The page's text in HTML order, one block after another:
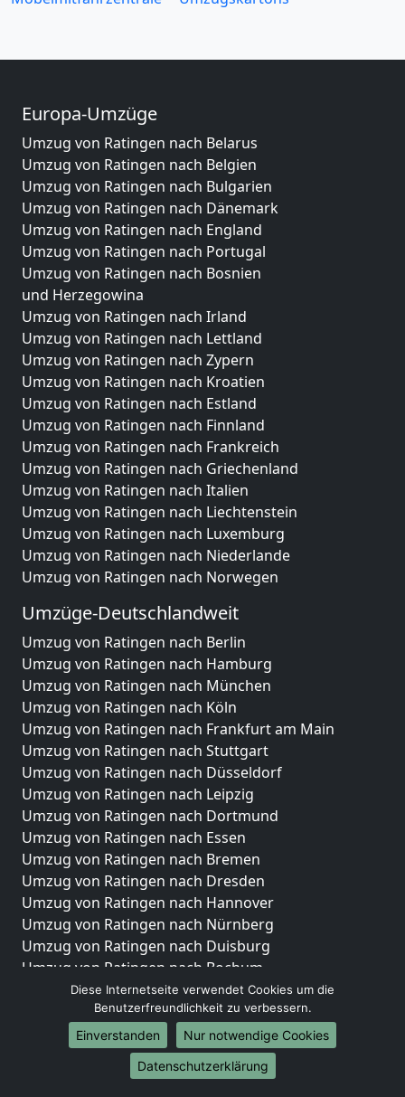
Europa-Umzüge
Umzug von Ratingen nach Belarus
Umzug von Ratingen nach Belgien
Umzug von Ratingen nach Bulgarien
Umzug von Ratingen nach Dänemark
Umzug von Ratingen nach England
Umzug von Ratingen nach Portugal
Umzug von Ratingen nach Bosnien
und Herzegowina
Umzug von Ratingen nach Irland
Umzug von Ratingen nach Lettland
Umzug von Ratingen nach Zypern
Umzug von Ratingen nach Kroatien
Umzug von Ratingen nach Estland
Umzug von Ratingen nach Finnland
Umzug von Ratingen nach Frankreich
Umzug von Ratingen nach Griechenland
Umzug von Ratingen nach Italien
Umzug von Ratingen nach Liechtenstein
Umzug von Ratingen nach Luxemburg
Umzug von Ratingen nach Niederlande
Umzug von Ratingen nach Norwegen
Umzüge-Deutschlandweit
Umzug von Ratingen nach Berlin
Umzug von Ratingen nach Hamburg
Umzug von Ratingen nach München
Umzug von Ratingen nach Köln
Umzug von Ratingen nach Frankfurt am Main
Umzug von Ratingen nach Stuttgart
Umzug von Ratingen nach Düsseldorf
Umzug von Ratingen nach Leipzig
Umzug von Ratingen nach Dortmund
Umzug von Ratingen nach Essen
Umzug von Ratingen nach Bremen
Umzug von Ratingen nach Dresden
Umzug von Ratingen nach Hannover
Umzug von Ratingen nach Nürnberg
Umzug von Ratingen nach Duisburg
Umzug von Ratingen nach Bochum
Umzug von Ratingen nach Wuppertal
Umzug von Ratingen nach Bielefeld
Umzug von Ratingen nach Bonn
Umzug von Ratingen nach Münster
Diese Internetseite verwendet Cookies um die
Benutzerfreundlichkeit zu verbessern.
Einverstanden
Nur notwendige Cookies
Datenschutzerklärung